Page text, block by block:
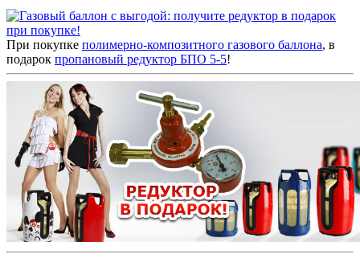
При покупке полимерно-композитного газового баллона, в
подарок пропановый редуктор БПО 5-5!